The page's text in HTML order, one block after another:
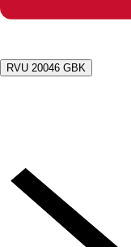
RVU 20046 GBK